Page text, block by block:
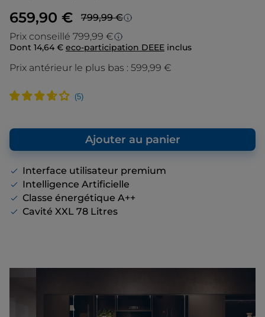
659,90 €
799,99 €
Prezzo più basso in 30 giorni
Lo sconto è calcolato sul prezzo più basso
degli ultimi 30 giorni.
Prix conseillé 799,99 €
Prix conseillé
Le prix d’origine est le prix de vente que
vous donne un point de repère par rapport
affichée.
Dont 14,64 € eco-participation DEEE inclus
Prix antérieur le plus bas : 599,99 €
Ajouter au panier
Interface utilisateur premium
Intelligence Artificielle
Classe énergétique A++
Cavité XXL 78 Litres